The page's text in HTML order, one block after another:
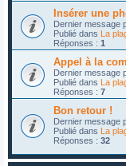
Insérer une
Dernier message
Publié dans La
Réponses : 1
Appel à la
Dernier message
Publié dans La
Réponses : 7
Bon retour !
Dernier message
Publié dans La
Réponses : 32